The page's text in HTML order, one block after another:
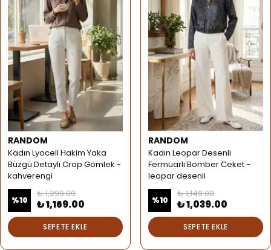
RANDOM
Kadın Lyocell Hakim Yaka
Büzgü Detaylı Crop Gömlek -
kahverengi
%10
₺ 1,299.00
₺ 1,169.00
SEPETE EKLE
RANDOM
Kadın Leopar Desenli
Fermuarlı Bomber Ceket -
leopar desenli
%10
₺ 1,149.00
₺ 1,039.00
SEPETE EKLE